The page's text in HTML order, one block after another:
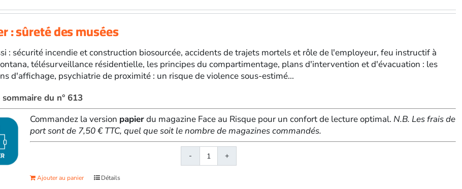
2026
: sûreté des musées
: sécurité incendie et construction biosourcée, accidents de trajets mortels et rôle de l'employeur, feu instructif à
télésurveillance résidentielle, les principes du compartimentage, plans d'intervention et d'évacuation : les
d'affichage, psychiatrie de proximité : un risque de violence sous-estimé...
du n° 613
Commandez la version papierdu magazine Face au Risque pour un confort de lecture optimal. N.B. Les frais de
port sont de 7,50 € TTC, quel que soit le nombre de magazines commandés.
quantité
Ajouter au panier Détails